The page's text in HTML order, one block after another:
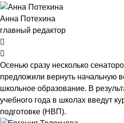
Анна Потехина
главный редактор
Осенью сразу несколько
предложили вернуть начальную
школьное образование. В
учебного года в школах введут
подготовке (НВП).